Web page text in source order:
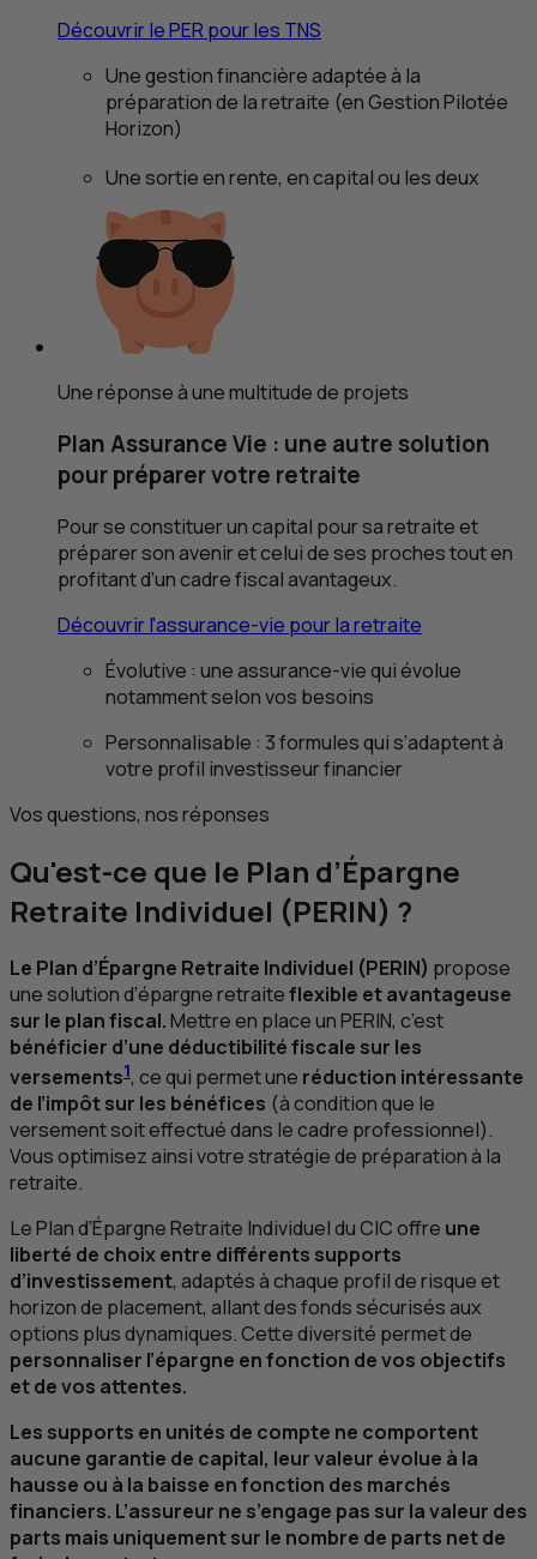
Découvrir lePER pour les TNS
Une gestion financière adaptée à la
préparation de la retraite (en Gestion Pilotée
Horizon)
Une sortie en rente, en capital ou les deux
Une réponse à une multitude de projets
Plan Assurance Vie : une autre solution
pour préparer votre retraite
Pour se constituer un capital pour sa retraite et
préparer son avenir et celui de ses proches tout en
profitant d’un cadre fiscal avantageux.
Découvrir l'assurance-vie pour la retraite
Évolutive : une assurance-vie qui évolue
notamment selon vos besoins
Personnalisable : 3 formules qui s’adaptent à
votre profil investisseur financier
Vos questions, nos réponses
Qu'est-ce que le Plan d’Épargne
Retraite Individuel (PERIN) ?
Le Plan d’Épargne Retraite Individuel (PERIN) propose
une solution d’épargne retraiteflexible et avantageuse
sur le plan fiscal.Mettre en place un PERIN, c’est
bénéficier d’une déductibilité fiscale sur les
versements1, ce qui permet une réduction intéressante
de l’impôt sur les bénéfices (à condition que le
versement soit effectué dans le cadre professionnel).
Vous optimisez ainsi votre stratégie de préparation à la
retraite.
Le Plan d’Épargne Retraite Individuel duCICoffre une
liberté de choix entre différents supports
d’investissement, adaptés à chaque profil de risque et
horizon de placement, allant des fonds sécurisés aux
options plus dynamiques. Cette diversité permet de
personnaliser l’épargne en fonction de vos objectifs
et de vos attentes.
Les supports en unités de compte ne comportent
aucune garantie de capital, leur valeur évolue à la
hausse ou à la baisse en fonction des marchés
financiers. L’assureur ne s’engage pas sur la valeur des
parts mais uniquement sur le nombre de parts net de